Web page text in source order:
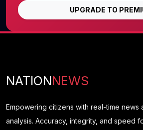
UPGRADE TO
NATIONNEWS
Empowering citizens with real-time
analysis. Accuracy, integrity, and speed